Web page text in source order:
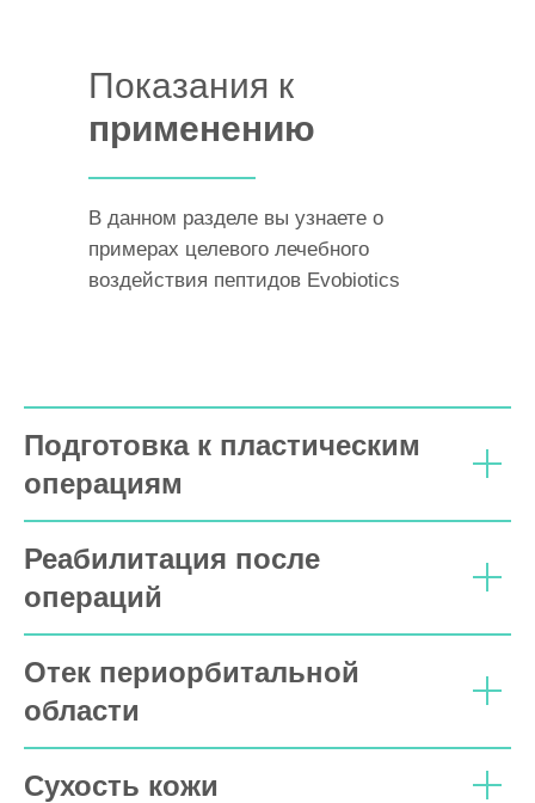
В данном разделе вы узнаете о
примерах целевого лечебного
воздействия пептидов Evobiotics
Показания к
применению
Подготовка к пластическим
операциям
Реабилитация после
операций
Отек периорбитальной
области
Сухость кожи